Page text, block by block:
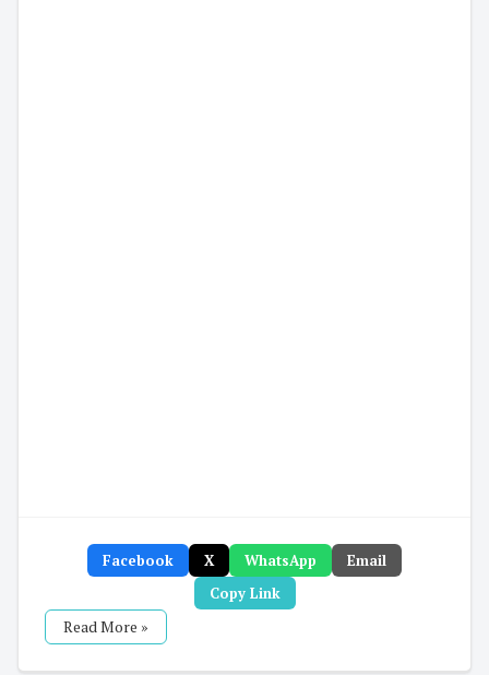
Facebook X WhatsApp
Email
Copy Link
Read More »